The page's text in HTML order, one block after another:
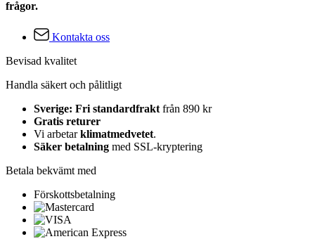
frågor.
Kontakta oss
Bevisad kvalitet
Handla säkert och pålitligt
Sverige: Fri standardfrakt från 890 kr
Gratis returer
Vi arbetarklimatmedvetet.
Säker betalning med SSL-kryptering
Betala bekvämt med
Förskottsbetalning